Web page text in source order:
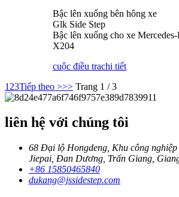
Bậc lên xuống bên hông xe
Glk Side Step
Bậc lên xuống cho xe
X204
cuộc điều trachi tiết
1 23Tiếp theo >>> Trang 1 / 3
liên hệ với chúng tôi
68 Đại lộ Hongdeng, Khu công
Jiepai, Đan Dương, Trấn Giang,
+86 15850465840
dukang@jssidestep.com